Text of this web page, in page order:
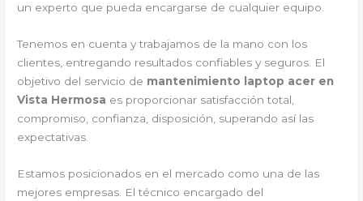
un experto que pueda encargarse de cualquier equipo.
Tenemos en cuenta y trabajamos de la mano con los
clientes, entregando resultados confiables y seguros. El
objetivo del servicio de mantenimiento laptop acer en
Vista Hermosa es proporcionar satisfacción total,
compromiso, confianza, disposición, superando así las
expectativas.
Estamos posicionados en el mercado como una de las
mejores empresas. El técnico encargado del